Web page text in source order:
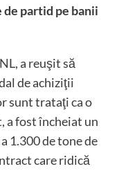
partid pe banii
a reuşit să
de achiziţii
sunt trataţi ca o
a fost încheiat un
1.300 de tone de
care ridică